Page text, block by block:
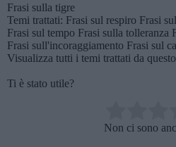
Frasi sulla tigre
Temi trattati: Frasi sul respiro Frasi
Frasi sul tempo Frasi sulla tolleranza
Frasi sull'incoraggiamento Frasi sul
Visualizza tutti i temi trattati da
Ti è stato utile?
Non ci sono